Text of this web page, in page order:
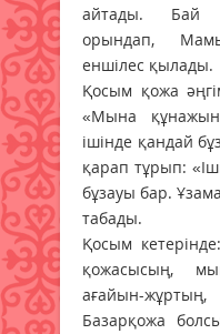
айтады. Бай
орындап,
еншілес қылады.
Қосым қожа
«Мына
ішінде қандай
қарап тұрып:
бұзауы бар.
табады.
Қосым
қожасысың,
ағайын-
Базарқожа